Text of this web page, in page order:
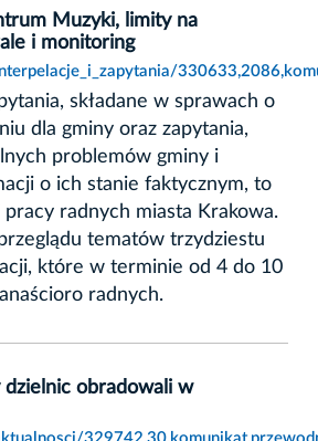
Muzyki, limity na
i monitoring
składane w sprawach o
dla gminy oraz zapytania,
problemów gminy i
o ich stanie faktycznym, to
pracy radnych miasta Krakowa.
tematów trzydziestu
które w terminie od 4 do 10
radnych.
dzielnic obradowali w